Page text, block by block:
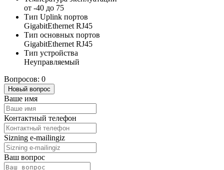
от -40 до 75
Тип Uplink портов
GigabitEthernet RJ45
Тип основных портов
GigabitEthernet RJ45
Тип устройства
Неуправляемый
Вопросов: 0
Новый вопрос
Ваше имя
Контактный телефон
Sizning e-mailingiz
Ваш вопрос